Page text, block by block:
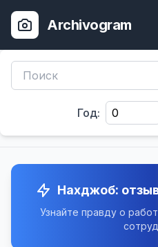
Archivogram
Год:
Нахджоб:
Узнайте правду о